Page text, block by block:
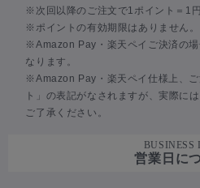
※次回以降のご注文で1ポイント＝1
※ポイントの有効期限はありません。
※Amazon Pay・楽天ペイご決済の場
なります。
※Amazon Pay・楽天ペイ仕様上、
ト」の表記がなされますが、実際に
ご了承ください。
BUSINESS
営業日に